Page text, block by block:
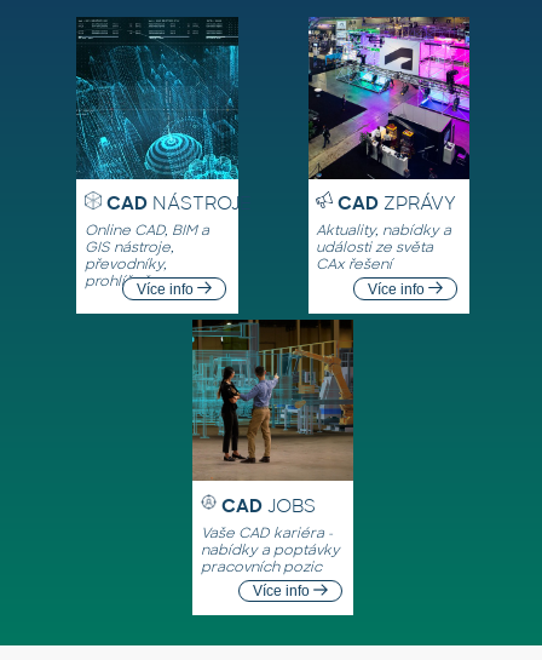
CADNÁSTROJE
Online CAD, BIM a
GIS nástroje,
převodníky,
prohlížečeVíce info
CADZPRÁVY
Aktuality, nabídky a
události ze světa
CAx řešení
Více info
CAD JOBS
Vaše CAD kariéra -
nabídky a poptávky
pracovních pozic
Více info